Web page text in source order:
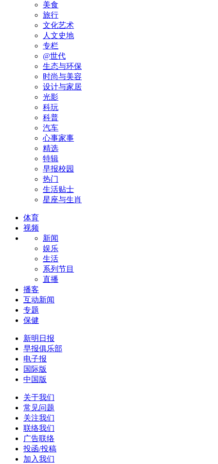
美食
旅行
文化艺术
人文史地
专栏
@世代
生态与环保
时尚与美容
设计与家居
光影
科玩
科普
汽车
心事家事
精选
特辑
早报校园
热门
生活贴士
星座与生肖
体育
视频
新闻
娱乐
生活
系列节目
直播
播客
互动新闻
专题
保健
新明日报
早报俱乐部
电子报
国际版
中国版
关于我们
常见问题
关注我们
联络我们
广告联络
投函/投稿
加入我们